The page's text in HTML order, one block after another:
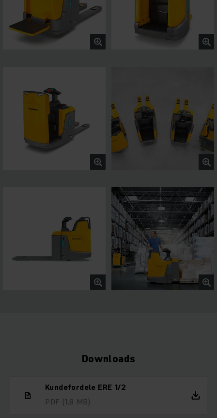
Downloads
Kundefordele ERE 1/2
PDF (1,8 MB)